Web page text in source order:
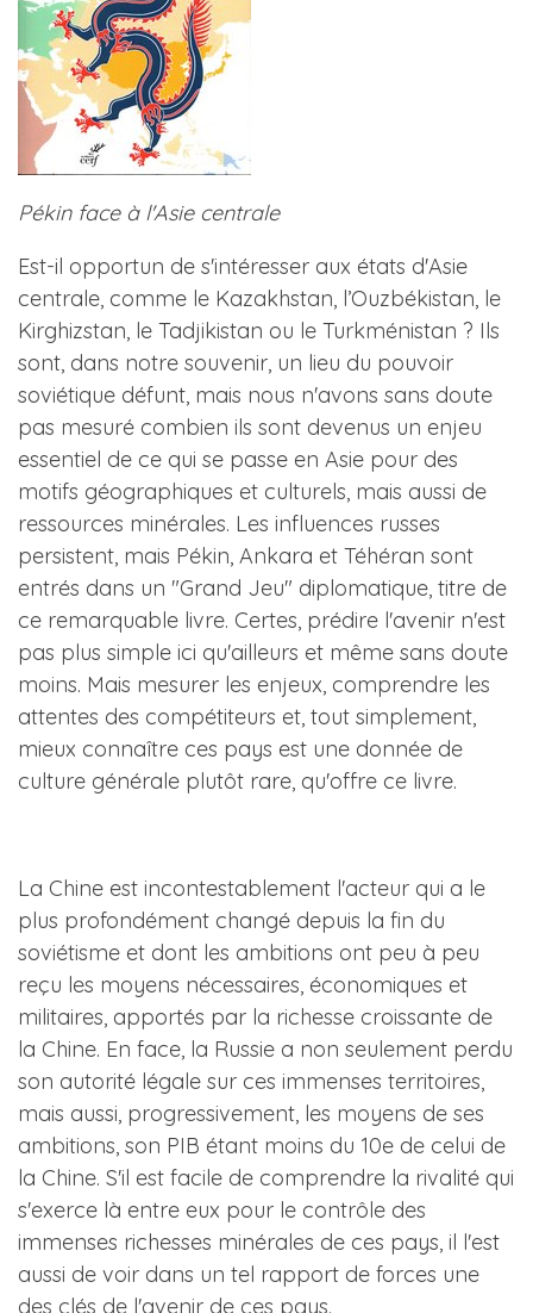
Pékin face à l'Asie centrale
Est-il opportun de s'intéresser aux états d'Asie
centrale, comme le Kazakhstan, l’Ouzbékistan, le
Kirghizstan, le Tadjikistan ou le Turkménistan ? Ils
sont, dans notre souvenir, un lieu du pouvoir
soviétique défunt, mais nous n'avons sans doute
pas mesuré combien ils sont devenus un enjeu
essentiel de ce qui se passe en Asie pour des
motifs géographiques et culturels, mais aussi de
ressources minérales. Les influences russes
persistent, mais Pékin, Ankara et Téhéran sont
entrés dans un "Grand Jeu" diplomatique, titre de
ce remarquable livre. Certes, prédire l'avenir n'est
pas plus simple ici qu'ailleurs et même sans doute
moins. Mais mesurer les enjeux, comprendre les
attentes des compétiteurs et, tout simplement,
mieux connaître ces pays est une donnée de
culture générale plutôt rare, qu'offre ce livre.
La Chine est incontestablement l'acteur qui a le
plus profondément changé depuis la fin du
soviétisme et dont les ambitions ont peu à peu
reçu les moyens nécessaires, économiques et
militaires, apportés par la richesse croissante de
la Chine. En face, la Russie a non seulement perdu
son autorité légale sur ces immenses territoires,
mais aussi, progressivement, les moyens de ses
ambitions, son PIB étant moins du 10e de celui de
la Chine. S'il est facile de comprendre la rivalité qui
s'exerce là entre eux pour le contrôle des
immenses richesses minérales de ces pays, il l'est
aussi de voir dans un tel rapport de forces une
des clés de l'avenir de ces pays.